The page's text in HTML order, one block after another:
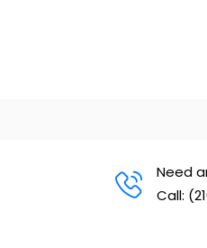
Need
Call: